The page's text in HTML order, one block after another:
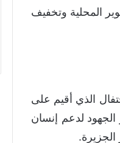
المحلية وتخفيف
الذي أقيم على
لدعم إنسان
الجزيرة.